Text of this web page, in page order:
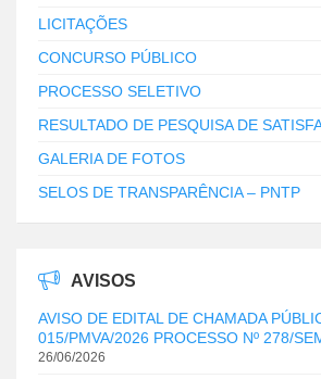
LICITAÇÕES
CONCURSO PÚBLICO
PROCESSO SELETIVO
RESULTADO DE PESQUISA DE
GALERIA DE FOTOS
SELOS DE TRANSPARÊNCIA – PNTP
AVISOS
AVISO DE EDITAL DE CHAMADA
015/PMVA/2026 PROCESSO Nº 278/
26/06/2026